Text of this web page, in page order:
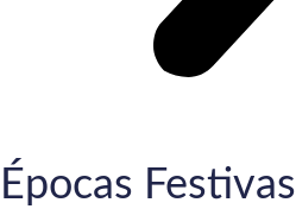
Épocas Festivas